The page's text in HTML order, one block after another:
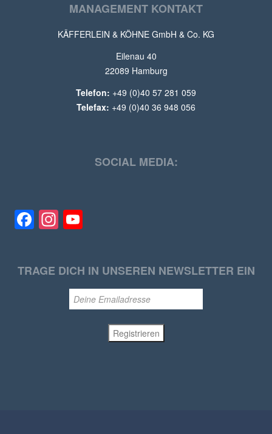
MANAGEMENT KONTAKT
KÄFFERLEIN & KÖHNE GmbH & Co. KG
Eilenau 40
22089 Hamburg
Telefon: +49 (0)40 57 281 059
Telefax: +49 (0)40 36 948 056
SOCIAL MEDIA:
Facebook
Instagram
TRAGE DICH IN UNSEREN NEWSLETTER EIN